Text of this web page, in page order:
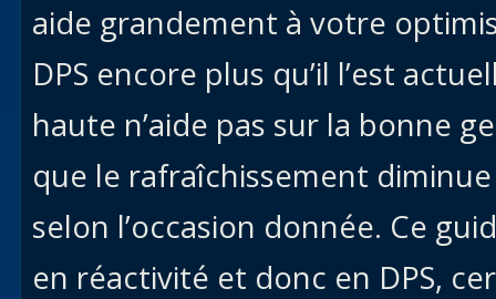
le vol
Uldum
Val
aide grandement à votre
DPS encore plus qu’il l’est
haute n’aide pas sur la bonne
que le rafraîchissement
selon l’occasion donnée. Ce
en réactivité et donc en DPS,